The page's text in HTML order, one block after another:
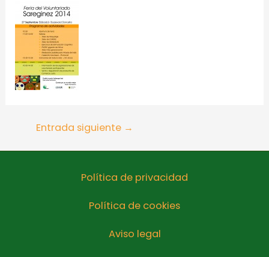
Entrada siguiente →
Política de privacidad
Política de cookies
Aviso legal